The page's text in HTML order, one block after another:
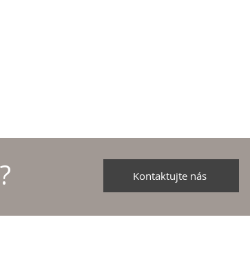
Kontaktujte nás